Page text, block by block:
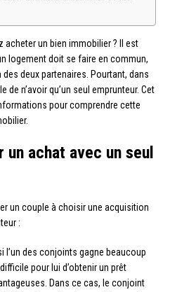
un bien immobilier ? Il est
logement doit se faire en commun,
deux partenaires. Pourtant, dans
n’avoir qu’un seul emprunteur. Cet
pour comprendre cette
achat avec un seul
un couple à choisir une acquisition
:
l’un des conjoints gagne beaucoup
pour lui d’obtenir un prêt
Dans ce cas, le conjoint